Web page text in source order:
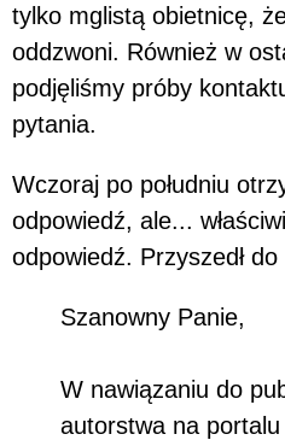
tylko mglistą obietnicę,
oddzwoni. Również w
podjęliśmy próby
pytania.
Wczoraj po południu
odpowiedź, ale...
odpowiedź. Przyszedł
Szanowny Panie,
W nawiązaniu do
autorstwa na portalu